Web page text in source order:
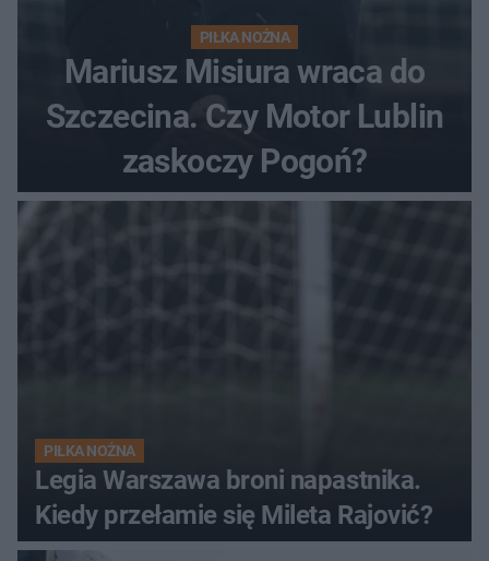
PIŁKA NOŻNA
Mariusz Misiura wraca do
Szczecina. Czy Motor Lublin
zaskoczy Pogoń?
PIŁKA NOŻNA
Legia Warszawa broni napastnika.
Kiedy przełamie się Mileta Rajović?